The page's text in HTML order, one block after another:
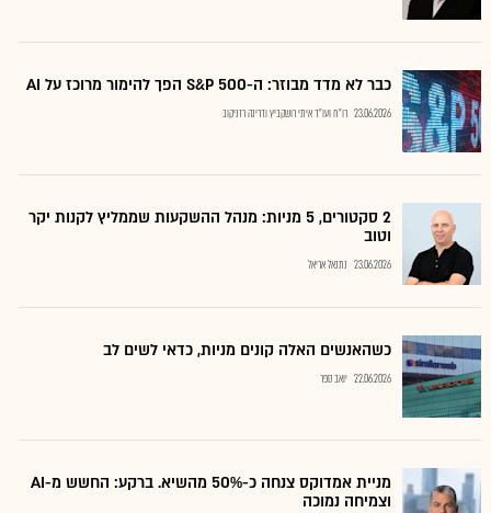
כבר לא מדד מבוזר: ה-S&P 500 הפך להימור מרוכז על AI
23.06.2026 רו"ח ועו"ד איתי רושקביץ ודרינה רזניקוב
2 סקטורים, 5 מניות: מנהל ההשקעות שממליץ לקנות יקר
וטוב
23.06.2026 נתנאל אריאל
כשהאנשים האלה קונים מניות, כדאי לשים לב
22.06.2026 יואב ספר
מניית אמדוקס צנחה כ-50% מהשיא. ברקע: החשש מ-AI
וצמיחה נמוכה